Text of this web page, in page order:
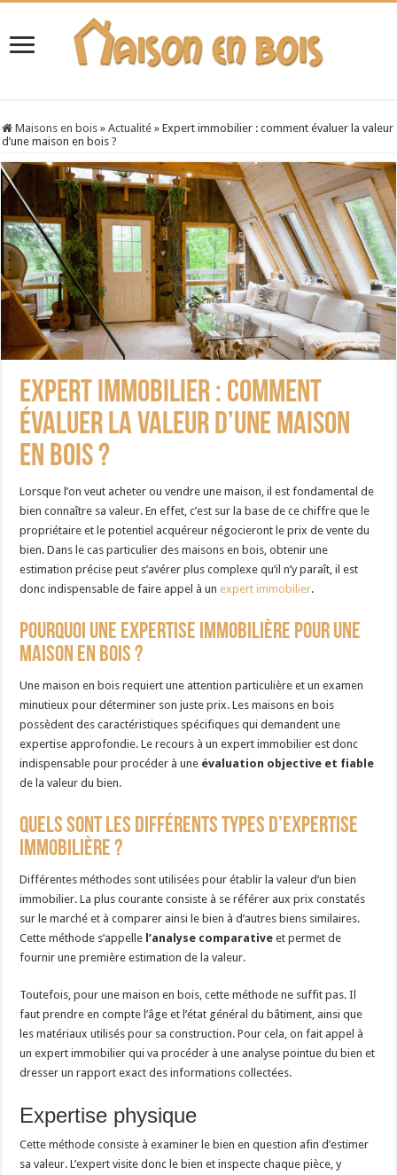
Maisons en bois » Actualité » Expert immobilier : comment évaluer la valeur
d’une maison en bois ?
Expert immobilier : comment
évaluer la valeur d’une maison
en bois ?
Lorsque l’on veut acheter ou vendre une maison, il est fondamental de
bien connaître sa valeur. En effet, c’est sur la base de ce chiffre que le
propriétaire et le potentiel acquéreur négocieront le prix de vente du
bien. Dans le cas particulier des maisons en bois, obtenir une
estimation précise peut s’avérer plus complexe qu’il n’y paraît, il est
donc indispensable de faire appel à unexpert immobilier.
Pourquoi une expertise immobilière pour une
maison en bois ?
Une maison en bois requiert une attention particulière et un examen
minutieux pour déterminer son juste prix. Les maisons en bois
possèdent des caractéristiques spécifiques qui demandent une
expertise approfondie. Le recours à un expert immobilier est donc
indispensable pour procéder à une évaluation objective et fiable
de la valeur du bien.
Quels sont les différents types d’expertise
immobilière ?
Différentes méthodes sont utilisées pour établir la valeur d’un bien
immobilier. La plus courante consiste à se référer aux prix constatés
sur le marché et à comparer ainsi le bien à d’autres biens similaires.
Cette méthode s’appelle l’analyse comparative et permet de
fournir une première estimation de la valeur.
Toutefois, pour une maison en bois, cette méthode ne suffit pas. Il
faut prendre en compte l’âge et l’état général du bâtiment, ainsi que
les matériaux utilisés pour sa construction. Pour cela, on fait appel à
un expert immobilier qui va procéder à une analyse pointue du bien et
dresser un rapport exact des informations collectées.
Expertise physique
Cette méthode consiste à examiner le bien en question afin d’estimer
sa valeur. L’expert visite donc le bien et inspecte chaque pièce, y